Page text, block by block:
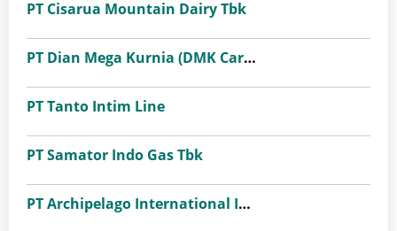
PT Cisarua Mountain Dairy Tbk
PT Dian Mega Kurnia (DMK Cargo)
PT Tanto Intim Line
PT Samator Indo Gas Tbk
PT Archipelago International Indonesia (favehotels)